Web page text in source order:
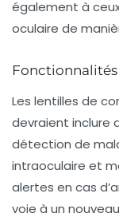
également à
oculaire de
Les lentilles de
devraient inclure
détection de
intraoculaire et
alertes en cas
voie à un